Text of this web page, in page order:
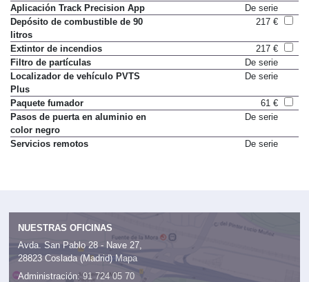
Aplicación Track Precision App
De serie
Depósito de combustible de 90
litros
217 €
Extintor de incendios
217 €
Filtro de partículas
De serie
Localizador de vehículo PVTS
Plus
De serie
Paquete fumador
61 €
Pasos de puerta en aluminio en
color negro
De serie
Servicios remotos De serie
NUESTRAS OFICINAS
Avda. San Pablo 28 - Nave 27,
28823 Coslada (Madrid) Mapa
Administración: 91 724 05 70